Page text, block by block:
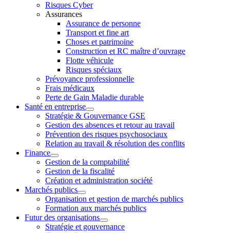
Risques Cyber
Assurances
Assurance de personne
Transport et fine art
Choses et patrimoine
Construction et RC maître d’ouvrage
Flotte véhicule
Risques spéciaux
Prévoyance professionnelle
Frais médicaux
Perte de Gain Maladie durable
Santé en entreprise
Stratégie & Gouvernance GSE
Gestion des absences et retour au travail
Prévention des risques psychosociaux
Relation au travail & résolution des conflits
Finance
Gestion de la comptabilité
Gestion de la fiscalité
Création et administration société
Marchés publics
Organisation et gestion de marchés publics
Formation aux marchés publics
Futur des organisations
Stratégie et gouvernance